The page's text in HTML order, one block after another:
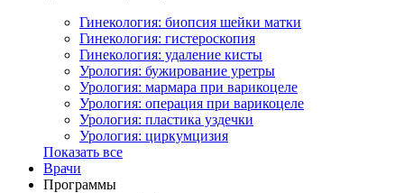
Гинекология: биопсия шейки матки
Гинекология: гистероскопия
Гинекология: удаление кисты
Урология: бужирование уретры
Урология: мармара при варикоцеле
Урология: операция при варикоцеле
Урология: пластика уздечки
Урология: циркумцизия
Показать все
Врачи
Программы